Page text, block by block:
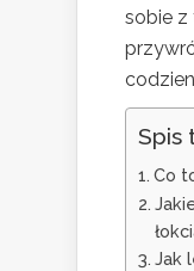
sobie z
Spis
Co
Jak